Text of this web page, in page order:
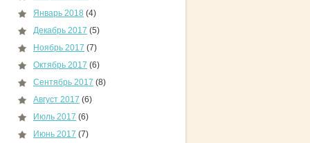
Январь 2018 (4)
Декабрь 2017 (5)
Ноябрь 2017 (7)
Октябрь 2017 (6)
Сентябрь 2017 (8)
Август 2017 (6)
Июль 2017 (6)
Июнь 2017 (7)